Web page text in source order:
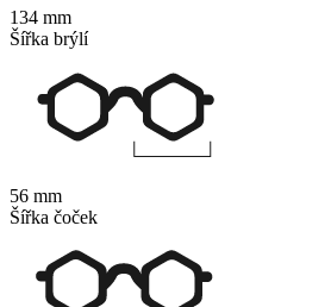
134 mm
Šířka brýlí
56 mm
Šířka čoček